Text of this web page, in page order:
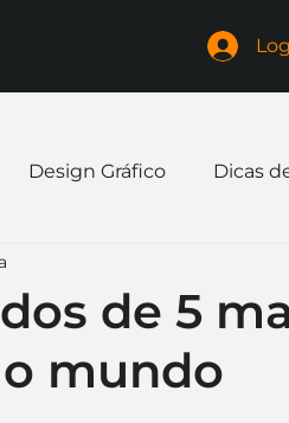
Design Gráfico Dicas
negócio
Logo Redes Sociais
de 5
mundo